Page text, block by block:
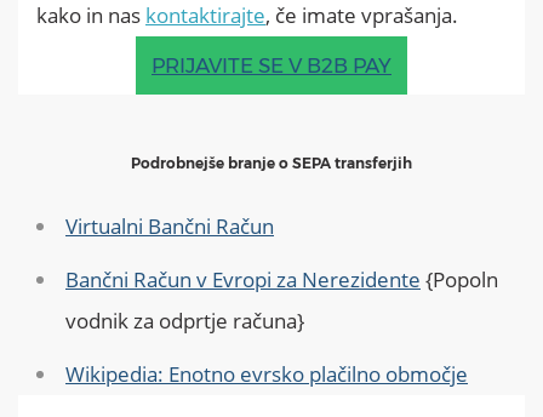
kako in nas kontaktirajte, če imate vprašanja.
PRIJAVITE SE V B2B PAY
Podrobnejše branje o SEPA transferjih
Virtualni Bančni Račun
Bančni Račun v Evropi za Nerezidente {Popoln
vodnik za odprtje računa}
Wikipedia: Enotno evrsko plačilno območje